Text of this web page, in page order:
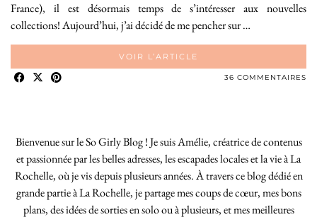
France), il est désormais temps de s’intéresser aux nouvelles
collections! Aujourd’hui, j’ai décidé de me pencher sur …
VOIR L’ARTICLE
36 COMMENTAIRES
Bienvenue sur le So Girly Blog ! Je suis Amélie, créatrice de contenus
et passionnée par les belles adresses, les escapades locales et la vie à La
Rochelle, où je vis depuis plusieurs années. À travers ce blog dédié en
grande partie à La Rochelle, je partage mes coups de cœur, mes bons
plans, des idées de sorties en solo ou à plusieurs, et mes meilleures